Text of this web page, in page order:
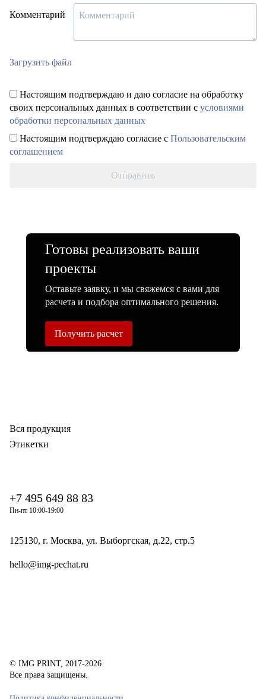
Комментарий
Загрузить файл
Настоящим подтверждаю и даю согласие на обработку
своих персональных данных в соответствии с условиями
обработки персональных данных
Настоящим подтверждаю согласие с Пользовательским
соглашением
Отправить
Готовы реализовать ваши
проекты
Оставьте заявку, и мы свяжемся с вами для
расчета и подбора оптимального решения.
Получить расчет
Вся продукция
Этикетки
+7 495 649 88 83
Пн-пт 10:00-19:00
125130, г. Москва, ул. Выборгская, д.22, стр.5
hello@img-pechat.ru
© IMG PRINT, 2017-2026
Все права защищены.